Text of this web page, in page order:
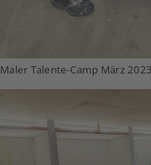
Maler Talente-Camp März